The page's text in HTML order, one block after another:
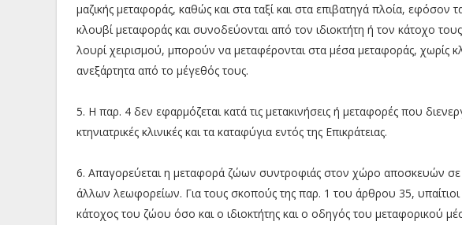
μαζικής μεταφοράς, καθώς και στα ταξί και στα επιβατηγά πλοία, εφόσον
κλουβί μεταφοράς και συνοδεύονται από τον ιδιοκτήτη ή τον κάτοχο
λουρί χειρισμού, μπορούν να μεταφέρονται στα μέσα μεταφοράς, χωρίς
ανεξάρτητα από το μέγεθός τους.
5. H παρ. 4 δεν εφαρμόζεται κατά τις μετακινήσεις ή μεταφορές που
κτηνιατρικές κλινικές και τα καταφύγια εντός της Επικράτειας.
6. Απαγορεύεται η μεταφορά ζώων συντροφιάς στον χώρο αποσκευών σε
άλλων λεωφορείων. Για τους σκοπούς της παρ. 1 του άρθρου 35, υπαίτιοι
κάτοχος του ζώου όσο και ο ιδιοκτήτης και ο οδηγός του μεταφορικού